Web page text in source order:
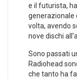
e il futurista,
generazionale
volta, avendo
nove dischi
Sono passati
Radiohead
che tanto ha